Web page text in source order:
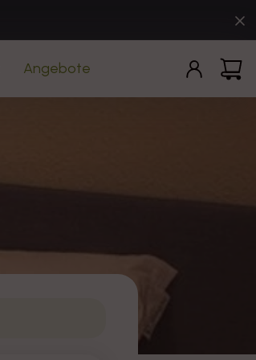
Angebote Einloggen